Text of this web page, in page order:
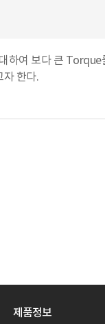
하여 보다 큰
자 한다.
제품정보